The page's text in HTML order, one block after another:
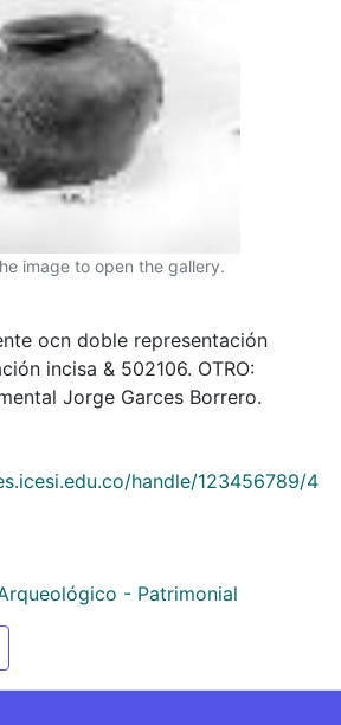
image to open the gallery.
ocn doble representación
incisa & 502106. OTRO:
Jorge Garces Borrero.
handle/123456789/4
- Patrimonial